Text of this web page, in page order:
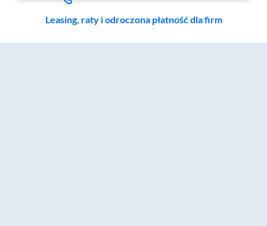
Leasing, raty i odroczona płatność dla firm